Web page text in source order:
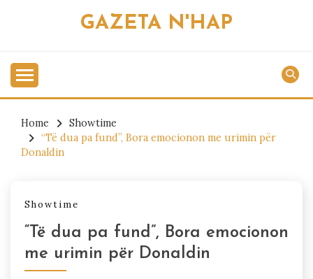
GAZETA N'HAP
Home
Showtime
“Të dua pa fund”, Bora emocionon me urimin për
Donaldin
Showtime
“Të dua pa fund”, Bora emocionon
me urimin për Donaldin